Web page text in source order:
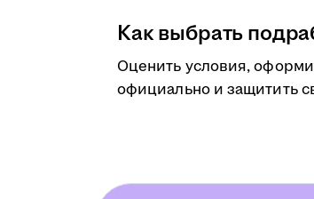
Как выбрать
Оценить условия,
официально и защитить